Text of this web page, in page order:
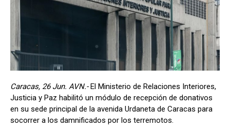
Caracas, 26 Jun. AVN.-El Ministerio de Relaciones Interiores,
Justicia y Paz habilitó un módulo de recepción de donativos
en su sede principal de la avenida Urdaneta de Caracas para
socorrer a los damnificados por los terremotos.